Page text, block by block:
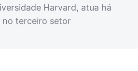
Harvard, atua há
no terceiro setor